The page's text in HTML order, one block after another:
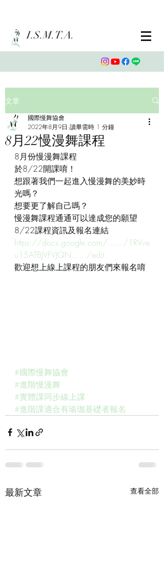
I.S.M.T.A.
文章
8月22慢漫舞課程
國際慢舞協會
2022年8月9日 讀畢需時 1 分鐘
8月份慢漫舞課程
於8/22開課唷！
想跟著我們一起進入慢漫舞的美妙時
光嗎？
想要更了解自己嗎？
慢漫舞課程通通可以達成您的願望
8/22課程資訊及報名連結
https://docs.google.com/....../1RVve
u15ATBJVFVJQN....../edit
歡迎想上線上課程的朋友們來報名唷
#國際慢舞協會
#進階慢漫舞
#實體課同步線上課
#進階課適合有瑜珈基礎者報名
最新文章 查看全部